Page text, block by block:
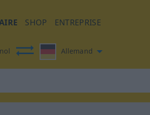
SHOP ENTREPRISE
Allemand